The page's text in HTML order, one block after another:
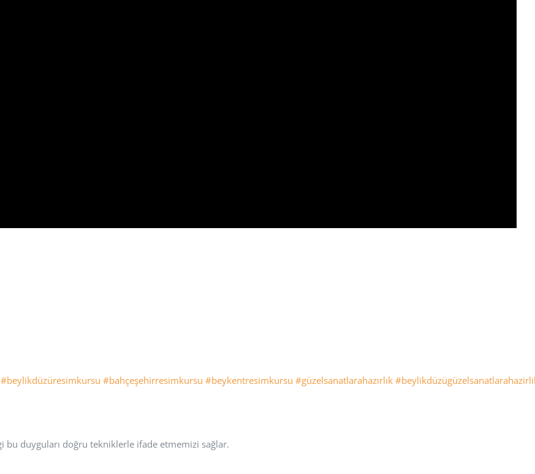
#beylikdüzüresimkursu #bahçeşehirresimkursu #beykentresimkursu #güzelsanatlarahazırlık
bu duyguları doğru tekniklerle ifade etmemizi sağlar.